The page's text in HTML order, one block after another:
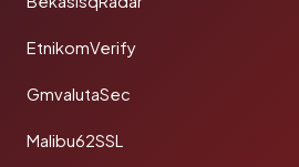
EtnikomVerify
GmvalutaSec
Malibu62SSL